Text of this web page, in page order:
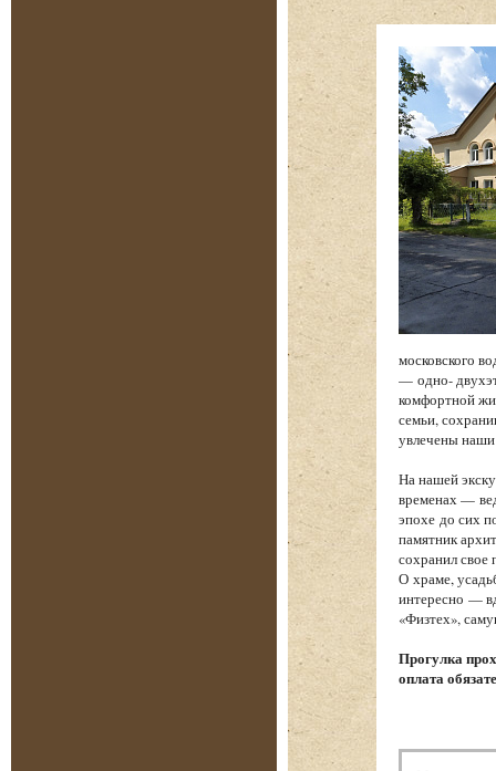
московского
— одно-
комфортной
семьи,
увлечены
На нашей
временах —
эпохе до сих
памятник
сохранил свое
О храме,
интересно —
«Физтех»,
Прогулка
оплата